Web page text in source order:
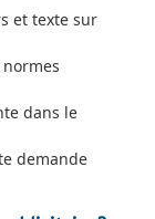
et texte sur
dans le
demande